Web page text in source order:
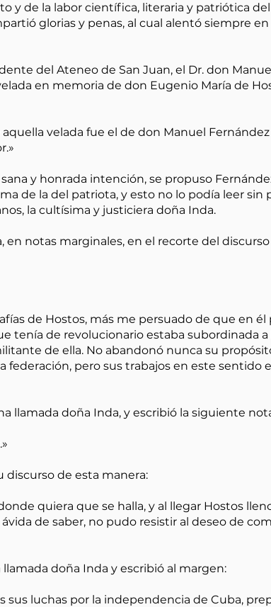
y de la labor científica, literaria y patriótica
glorias y penas, al cual alentó siempre
del Ateneo de San Juan, el Dr. don
en memoria de don Eugenio María de
velada fue el de don Manuel
y honrada intención, se propuso
de la del patriota, y esto no lo podía leer sin
la cultísima y justiciera doña Inda.
en notas marginales, en el recorte del
de Hostos, más me persuado de que en
tenía de revolucionario estaba subordinada
de ella. No abandonó nunca su
federación, pero sus trabajos en este sentido
llamada doña Inda, y escribió la siguiente
discurso de esta manera:
quiera que se halla, y al llegar Hostos
de saber, no pudo resistir al deseo de
doña Inda y escribió al margen:
sus luchas por la independencia de Cuba,